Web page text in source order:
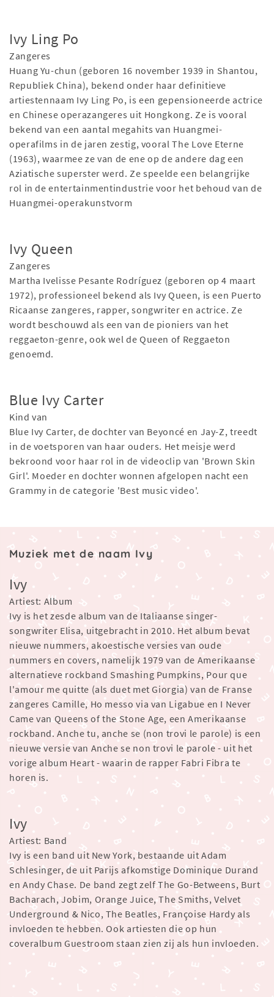
Ivy Ling Po
Zangeres
Huang Yu-chun (geboren 16 november 1939 in Shantou,
Republiek China), bekend onder haar definitieve
artiestennaam Ivy Ling Po, is een gepensioneerde actrice
en Chinese operazangeres uit Hongkong. Ze is vooral
bekend van een aantal megahits van Huangmei-
operafilms in de jaren zestig, vooral The Love Eterne
(1963), waarmee ze van de ene op de andere dag een
Aziatische superster werd. Ze speelde een belangrijke
rol in de entertainmentindustrie voor het behoud van de
Huangmei-operakunstvorm
Ivy Queen
Zangeres
Martha Ivelisse Pesante Rodríguez (geboren op 4 maart
1972), professioneel bekend als Ivy Queen, is een Puerto
Ricaanse zangeres, rapper, songwriter en actrice. Ze
wordt beschouwd als een van de pioniers van het
reggaeton-genre, ook wel de Queen of Reggaeton
genoemd.
Blue Ivy Carter
Kind van
Blue Ivy Carter, de dochter van Beyoncé en Jay-Z, treedt
in de voetsporen van haar ouders. Het meisje werd
bekroond voor haar rol in de videoclip van 'Brown Skin
Girl'. Moeder en dochter wonnen afgelopen nacht een
Grammy in de categorie 'Best music video'.
Muziek met de naam Ivy
Ivy
Artiest: Album
Ivy is het zesde album van de Italiaanse singer-
songwriter Elisa, uitgebracht in 2010. Het album bevat
nieuwe nummers, akoestische versies van oude
nummers en covers, namelijk 1979 van de Amerikaanse
alternatieve rockband Smashing Pumpkins, Pour que
l'amour me quitte (als duet met Giorgia) van de Franse
zangeres Camille, Ho messo via van Ligabue en I Never
Came van Queens of the Stone Age, een Amerikaanse
rockband. Anche tu, anche se (non trovi le parole) is een
nieuwe versie van Anche se non trovi le parole - uit het
vorige album Heart - waarin de rapper Fabri Fibra te
horen is.
Ivy
Artiest: Band
Ivy is een band uit New York, bestaande uit Adam
Schlesinger, de uit Parijs afkomstige Dominique Durand
en Andy Chase. De band zegt zelf The Go-Betweens, Burt
Bacharach, Jobim, Orange Juice, The Smiths, Velvet
Underground & Nico, The Beatles, Françoise Hardy als
invloeden te hebben. Ook artiesten die op hun
coveralbum Guestroom staan zien zij als hun invloeden.